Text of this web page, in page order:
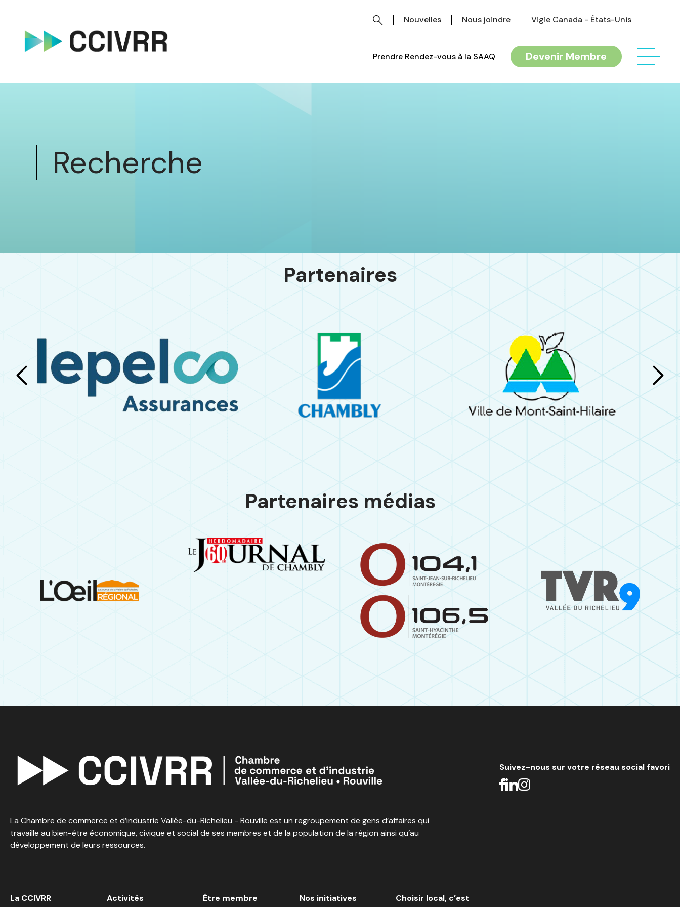
Nouvelles Nous joindre Vigie Canada - États-Unis
Prendre Rendez-vous à la SAAQ Devenir Membre
Recherche
Partenaires
Partenaires médias
La Chambre de commerce et d’industrie Vallée-du-Richelieu - Rouville est un regroupement de gens d’affaires qui
travaille au bien-être économique, civique et social de ses membres et de la population de la région ainsi qu’au
développement de leurs ressources.
Suivez-nous sur votre réseau social favori
La CCIVRR Activités Être membre Nos initiatives
Choisir local, c’est